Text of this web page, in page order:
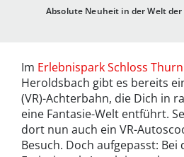
Absolute Neuheit in der Welt der
Im Erlebnispark Schloss Thurn
Heroldsbach gibt es bereits
(VR)-Achterbahn, die Dich in
eine Fantasie-Welt entführt.
dort nun auch ein VR-
Besuch. Doch aufgepasst: Bei